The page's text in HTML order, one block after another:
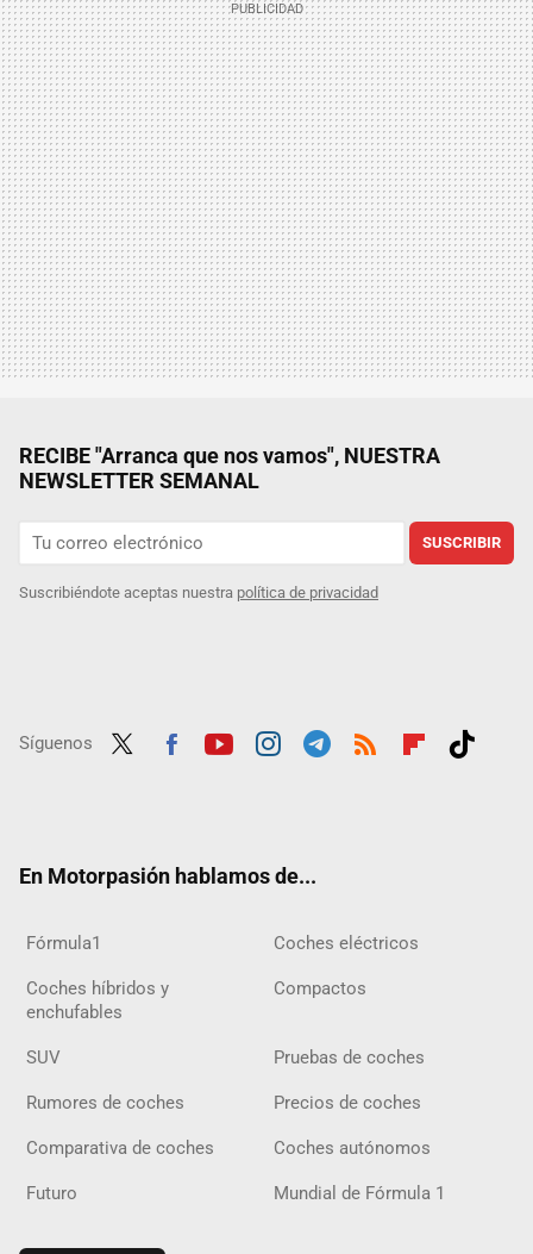
RECIBE "Arranca que nos vamos", NUESTRA
NEWSLETTER SEMANAL
SUSCRIBIR
Suscribiéndote aceptas nuestra política de privacidad
Síguenos
En Motorpasión hablamos de...
Fórmula1 Coches eléctricos
Coches híbridos y
enchufables
Compactos
SUV Pruebas de coches
Rumores de coches Precios de coches
Comparativa de coches Coches autónomos
Futuro Mundial de Fórmula 1